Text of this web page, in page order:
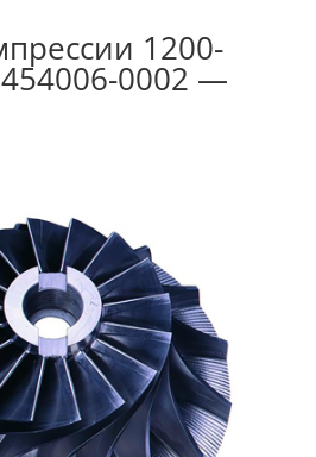
1200-
0002 —